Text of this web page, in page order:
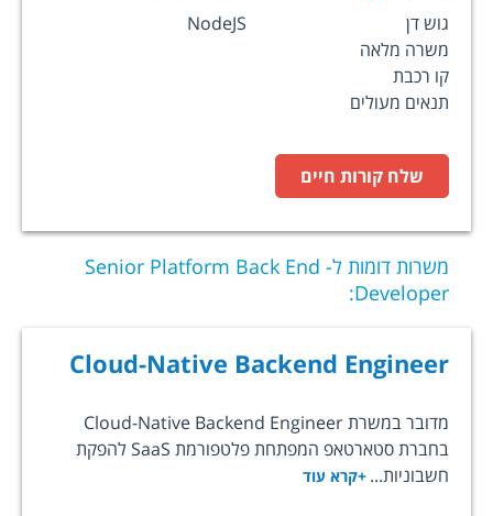
גוש דן
משרה מלאה
קו רכבת
תנאים מעולים
NodeJS
שלח קורות חיים
משרות דומות ל- Senior Platform Back End
Developer
:
Cloud-Native Backend Engineer
מדובר במשרת Cloud-Native Backend Engineer
בחברת סטארטאפ המפתחת פלטפורמת SaaS להפקת
חשבוניות... +קרא עוד